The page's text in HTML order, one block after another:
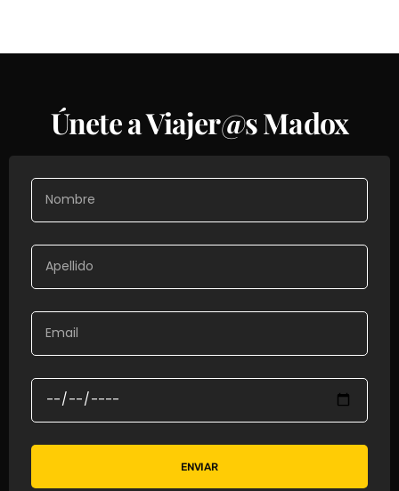
Únete a Viajer@s Madox
ENVIAR